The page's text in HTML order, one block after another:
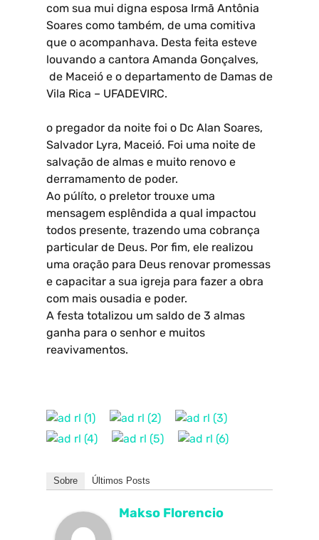
com sua mui digna esposa Irmã Antônia
Soares como também, de uma comitiva
que o acompanhava. Desta feita esteve
louvando a cantora Amanda Gonçalves,
de Maceió e o departamento de Damas de
Vila Rica – UFADEVIRC.
o pregador da noite foi o Dc Alan Soares,
Salvador Lyra, Maceió. Foi uma noite de
salvação de almas e muito renovo e
derramamento de poder.
Ao púlíto, o preletor trouxe uma
mensagem esplêndida a qual impactou
todos presente, trazendo uma cobrança
particular de Deus. Por fim, ele realizou
uma oração para Deus renovar promessas
e capacitar a sua igreja para fazer a obra
com mais ousadia e poder.
A festa totalizou um saldo de 3 almas
ganha para o senhor e muitos
reavivamentos.
Sobre Últimos Posts
Makso Florencio